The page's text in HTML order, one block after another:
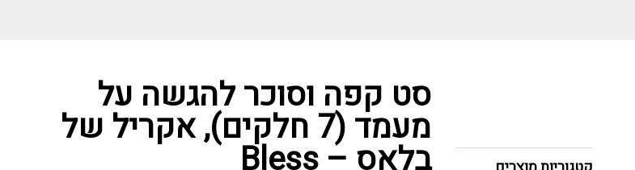
סט קפה וסוכר להגשה על
מעמד (7 חלקים), אקריל של
בלאס – Bless